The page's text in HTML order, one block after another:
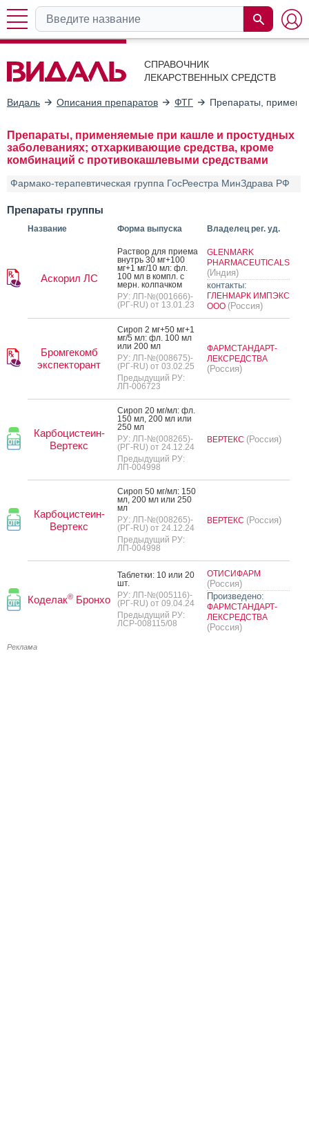
СПРАВОЧНИК
ЛЕКАРСТВЕННЫХ СРЕДСТВ
Видаль Описания препаратов ФТГ Препараты,
Препараты, применяемые при кашле и простудных
заболеваниях; отхаркивающие средства, кроме
комбинаций с противокашлевыми средствами
Фармако-терапевтическая группа ГосРеестра МинЗдрава РФ
Препараты группы
Название Форма выпуска Владелец рег. уд.
Аскорил ЛС
Рас­твор для при­ема
внутрь 30 мг+100
мг+1 мг/10 мл: фл.
100 мл в компл. с
мерн. кол­пачком
РУ: ЛП-№(001666)-
(РГ-RU) от 13.01.23
GLENMARK
PHARMACEUTICALS
(Индия)
контакты:
ГЛЕНМАРК ИМПЭКС
ООО (Россия)
Бромгекомб
экспекторант
Си­роп 2 мг+50 мг+1
мг/5 мл: фл. 100 мл
или 200 мл
РУ: ЛП-№(008675)-
(РГ-RU) от 03.02.25
Предыдущий РУ:
ЛП-006723
ФАРМСТАНДАРТ-
ЛЕКСРЕДСТВА
(Россия)
Карбоцистеин-
Вертекс
Си­роп 20 мг/мл: фл.
150 мл, 200 мл или
250 мл
РУ: ЛП-№(008265)-
(РГ-RU) от 24.12.24
Предыдущий РУ:
ЛП-004998
ВЕРТЕКС (Россия)
Карбоцистеин-
Вертекс
Си­роп 50 мг/мл: 150
мл, 200 мл или 250
мл
РУ: ЛП-№(008265)-
(РГ-RU) от 24.12.24
Предыдущий РУ:
ЛП-004998
ВЕРТЕКС (Россия)
Коделак® Бронхо
Таб­летки: 10 или 20
шт.
РУ: ЛП-№(005116)-
(РГ-RU) от 09.04.24
Предыдущий РУ:
ЛСР-008115/08
ОТИСИФАРМ
(Россия)
Произведено:
ФАРМСТАНДАРТ-
ЛЕКСРЕДСТВА
(Россия)
Реклама